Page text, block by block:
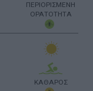
ΠΕΡΙΟΡΙΣΜΕΝΗ
ΟΡΑΤΟΤΗΤΑ
ΚΑΘΑΡΟΣ